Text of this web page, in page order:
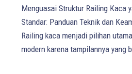
Menguasai Struktur Railing Kaca
Standar: Panduan Teknik dan
Railing kaca menjadi pilihan
modern karena tampilannya yang